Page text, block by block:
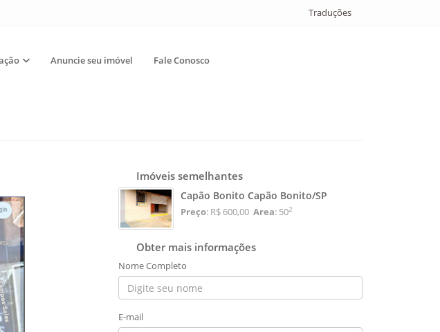
Traduções
Anuncie seu imóvel Fale Conosco
Imóveis semelhantes
Capão Bonito Capão Bonito/SP
Preço: R$ 600,00 Area: 502
Obter mais informações
Nome Completo
E-mail